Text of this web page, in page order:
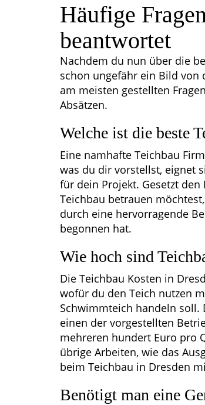
Häufige
beantwortet
Nachdem du nun über die
schon ungefähr ein Bild von
am meisten gestellten
Absätzen.
Welche ist die beste
Eine namhafte Teichbau
was du dir vorstellst, eignet
für dein Projekt. Gesetzt
Teichbau betrauen
durch eine hervorragende
begonnen hat.
Wie hoch sind
Die Teichbau Kosten in
wofür du den Teich nutzen
Schwimmteich handeln soll.
einen der vorgestellten
mehreren hundert Euro pro
übrige Arbeiten, wie das
beim Teichbau in Dresden
Benötigt man eine